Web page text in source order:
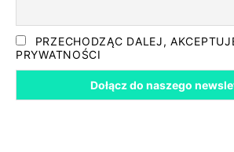
PRZECHODZĄC DALEJ,
PRYWATNOŚCI